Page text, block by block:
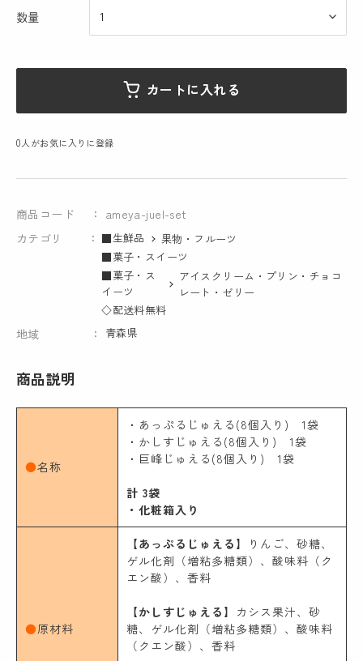
数量
カートに入れる
0人がお気に入りに登録
商品コード
ameya-juel-set
カテゴリ
■生鮮品
果物・フルーツ
■菓子・スイーツ
■菓子・ス
イーツ
アイスクリーム・プリン・チョコ
レート・ゼリー
◇配送料無料
地域 青森県
商品説明
●名称
・あっぷるじゅえる(8個入り) 1袋
・かしすじゅえる(8個入り) 1袋
・巨峰じゅえる(8個入り) 1袋
計 3袋
・化粧箱入り
●原材料
【あっぷるじゅえる】
りんご、砂糖、
ゲル化剤（増粘多糖類）、酸味料（ク
エン酸）、香料
【かしすじゅえる】 カシス果汁、砂
糖、ゲル化剤（増粘多糖類）、酸味料
（クエン酸）、香料